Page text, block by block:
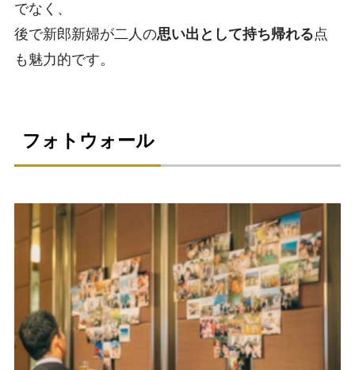
でなく、
後で新郎新婦が二人の思い出として持ち帰れる点
も魅力的です。
フォトウォール